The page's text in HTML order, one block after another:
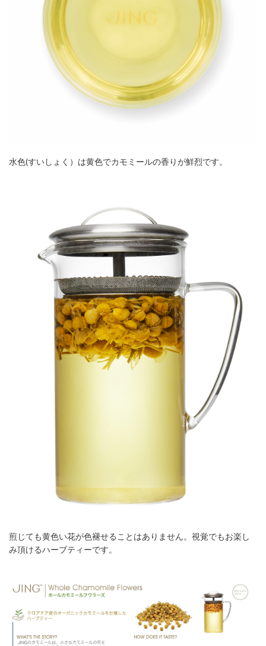
水色(すいしょく）は黄色でカモミールの香りが鮮烈です。
煎じても黄色い花が色褪せることはありません。視覚でもお楽し
み頂けるハーブティーです。